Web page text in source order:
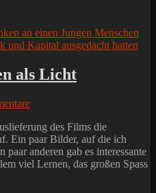
an einen Jungen Menschen
und Kapital ausgedacht hatten
als Licht
des Films die
Ein paar Bilder, auf die ich
anderen gab es interessante
viel Lernen, das großen Spass